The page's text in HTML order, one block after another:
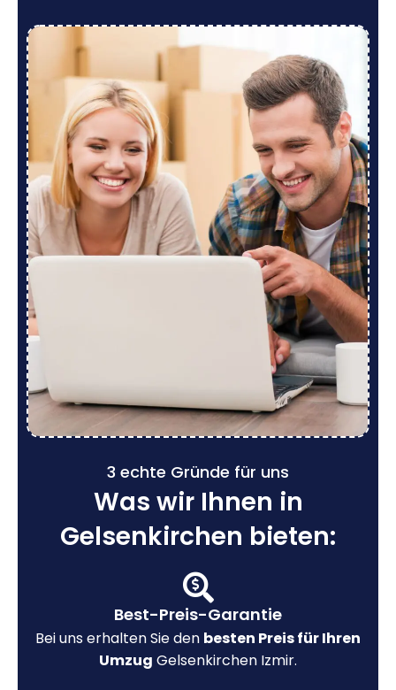
3 echte Gründe für uns
Was wir Ihnen in
Gelsenkirchen bieten:
Best-Preis-Garantie
Bei uns erhalten Sie den besten Preis für Ihren
Umzug Gelsenkirchen Izmir.